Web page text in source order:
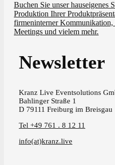
Buchen Sie unser hauseigenes
Produktion Ihrer
firmeninterner
Meetings und vielem mehr.
Newsletter
Kranz Live Eventsolutions
Bahlinger Straße 1
D 79111 Freiburg im Breisgau
Tel +49 761 . 8 12 11
info(at)kranz.live